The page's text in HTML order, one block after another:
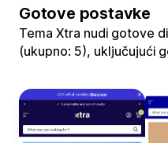
Gotove postavke
Tema Xtra nudi gotove
(ukupno: 5), uključujući